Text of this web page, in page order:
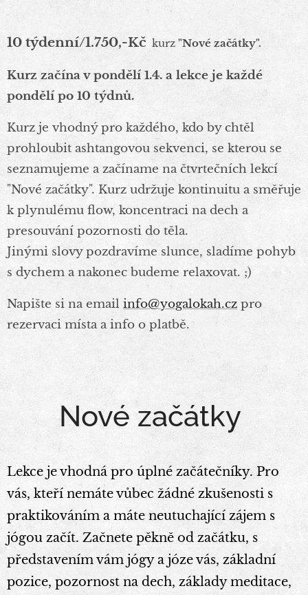
10 týdenní/1.750,-Kč kurz "Nové začátky".
Kurz začína v pondělí 1.4. a lekce je každé
pondělí po 10 týdnů.
Kurz je vhodný pro každého, kdo by chtěl
prohloubit ashtangovou sekvenci, se kterou se
seznamujeme a začíname na čtvrtečních lekcí
"Nové začátky". Kurz udržuje kontinuitu a směřuje
k plynulému flow, koncentraci na dech a
presouvání pozornosti do těla.
Jinými slovy pozdravíme slunce, sladíme pohyb
s dychem a nakonec budeme relaxovat. ;)
Napište si na email info@yogalokah.cz pro
rezervaci místa a info o platbě.
Nové začátky
Lekce je vhodná pro úplné začátečníky. Pro
vás, kteří nemáte vůbec žádné zkušenosti s
praktikováním a máte neutuchající zájem s
jógou začít. Začnete pěkně od začátku, s
představením vám jógy a józe vás, základní
pozice, pozornost na dech, základy meditace,